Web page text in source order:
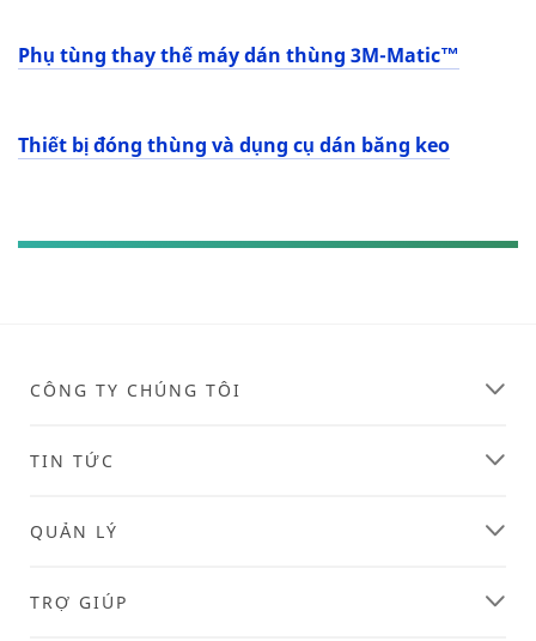
Phụ tùng thay thế máy dán thùng 3M-Matic™
Thiết bị đóng thùng và dụng cụ dán băng keo
CÔNG TY CHÚNG TÔI
TIN TỨC
QUẢN LÝ
TRỢ GIÚP